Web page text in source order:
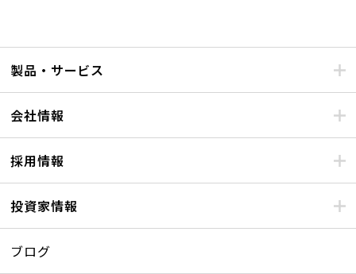
製品・サービス
会社情報
採用情報
投資家情報
ブログ